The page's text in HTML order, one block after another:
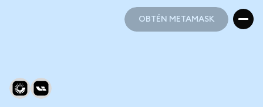
OBTÉN METAMASK